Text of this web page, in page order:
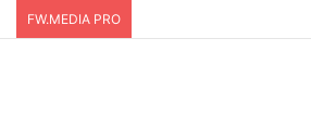
FW.MEDIA PRO